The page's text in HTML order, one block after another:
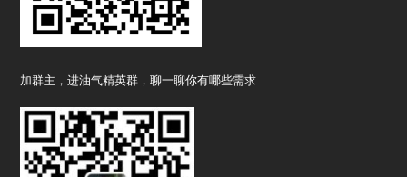
加群主，进油气精英群，聊一聊你有哪些需求